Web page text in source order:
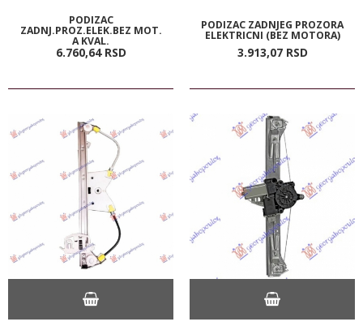
PODIZAC
ZADNJ.PROZ.ELEK.BEZ MOT.
A KVAL.
6.760,64 RSD
PODIZAC ZADNJEG PROZORA
ELEKTRICNI (BEZ MOTORA)
3.913,07 RSD